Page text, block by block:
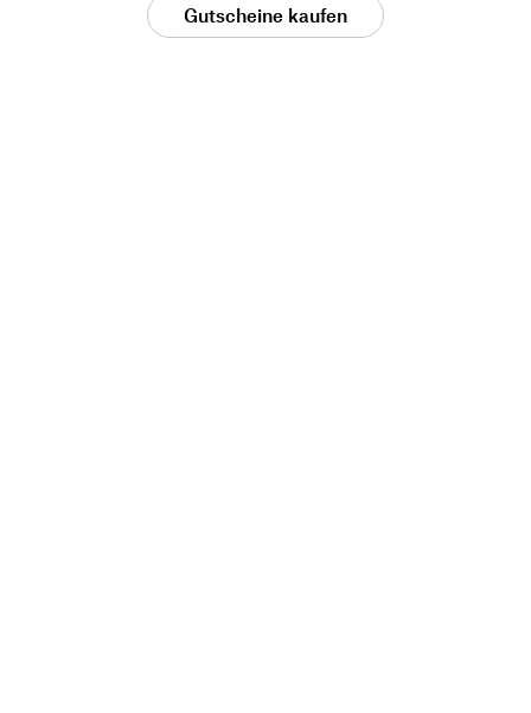
Gutscheine kaufen